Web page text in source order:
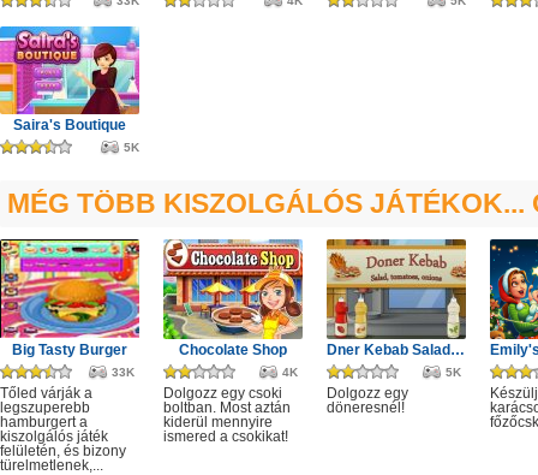
Saira's Boutique
5K
MÉG TÖBB KISZOLGÁLÓS JÁTÉKOK...
Big Tasty Burger
33K
Tőled várják a
legszuperebb
hamburgert a
kiszolgálós játék
felületén, és bizony
türelmetlenek,...
Chocolate Shop
4K
Dolgozz egy csoki
boltban. Most aztán
kiderül mennyire
ismered a csokikat!
Dner Kebab Salade Tomates Oignons
5K
Dolgozz egy
döneresnél!